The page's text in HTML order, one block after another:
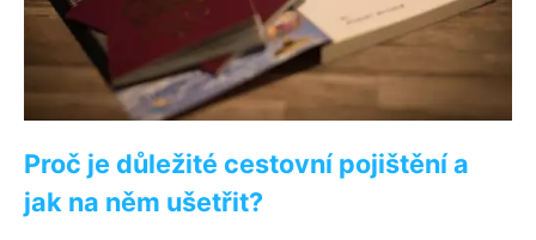
Proč je důležité cestovní pojištění a
jak na něm ušetřit?